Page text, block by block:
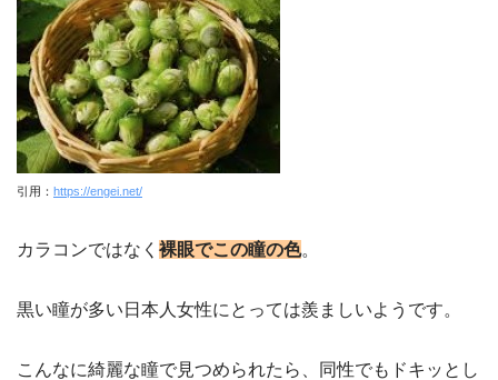
引用： https://engei.net/
カラコンではなく 裸眼でこの瞳の色。
黒い瞳が多い日本人女性にとっては羨ましいようです。
こんなに綺麗な瞳で見つめられたら、同性でもドキッとし